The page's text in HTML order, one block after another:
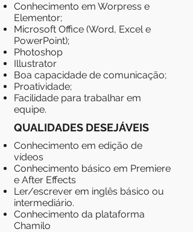
Conhecimento em Worpress e
Elementor;
Microsoft Office (Word, Excel e
PowerPoint);
Photoshop
Illustrator
Boa capacidade de comunicação;
Proatividade;
Facilidade para trabalhar em
equipe.
QUALIDADES DESEJÁVEIS
Conhecimento em edição de
vídeos
Conhecimento básico em Premiere
e After Effects
Ler/escrever em inglês básico ou
intermediário.
Conhecimento da plataforma
Chamilo